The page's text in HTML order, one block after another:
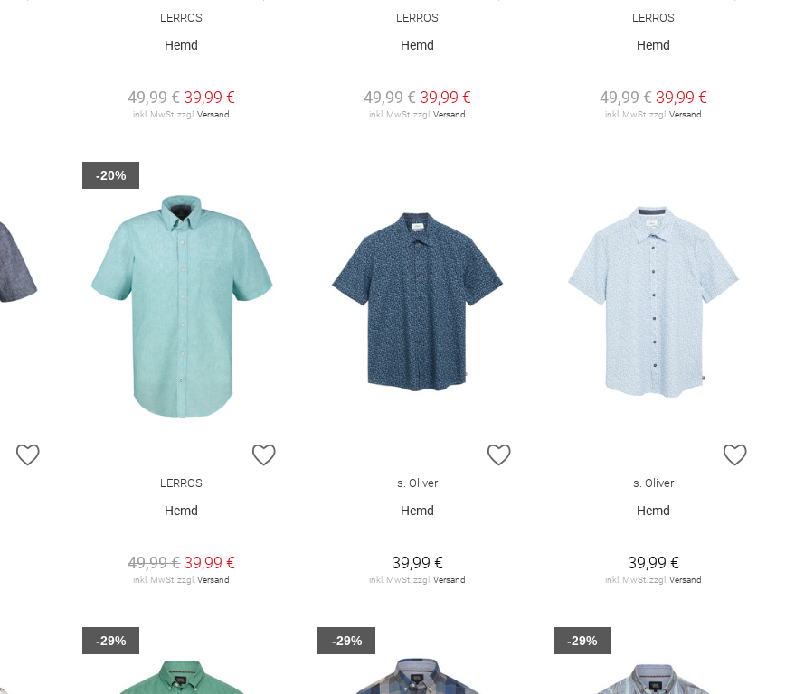
LERROS
Hemd
49,99 € 39,99 €
inkl. MwSt. zzgl.Versand
LERROS
Hemd
49,99 € 39,99 €
inkl. MwSt. zzgl.Versand
LERROS
Hemd
49,99 € 39,99 €
inkl. MwSt. zzgl.Versand
ZUR WUNSCHLISTE HINZUFÜGEN ZUR WUNSCHLISTE HINZUFÜGEN
LERROS
Hemd
49,99 € 39,99 €
inkl. MwSt. zzgl.Versand
-20%
s. Oliver
Hemd
39,99 €
inkl. MwSt. zzgl.Versand
ZUR
s. Oliver
Hemd
39,99 €
inkl. MwSt. zzgl.Versand
-29% -29% -29%